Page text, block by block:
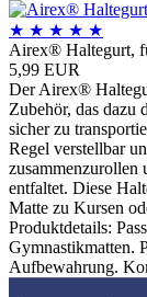
★ ★ ★ ★ ★
Airex® Haltegurt,
5,99 EUR
Der Airex®
Zubehör, das
sicher zu
Regel verstellbar
zusammenzurollen
entfaltet. Diese
Matte zu Kursen
Produktdetails:
Gymnastikmatten.
Aufbewahrung.